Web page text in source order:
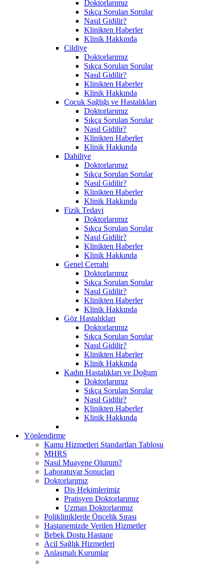
Doktorlarımız
Sıkça Sorulan Sorular
Nasıl Gidilir?
Klinikten Haberler
Klinik Hakkında
Cildiye
Doktorlarımız
Sıkça Sorulan Sorular
Nasıl Gidilir?
Klinikten Haberler
Klinik Hakkında
Çocuk Sağlığı ve Hastalıkları
Doktorlarımız
Sıkça Sorulan Sorular
Nasıl Gidilir?
Klinikten Haberler
Klinik Hakkında
Dahiliye
Doktorlarımız
Sıkça Sorulan Sorular
Nasıl Gidilir?
Klinikten Haberler
Klinik Hakkında
Fizik Tedavi
Doktorlarımız
Sıkça Sorulan Sorular
Nasıl Gidilir?
Klinikten Haberler
Klinik Hakkında
Genel Cerrahi
Doktorlarımız
Sıkça Sorulan Sorular
Nasıl Gidilir?
Klinikten Haberler
Klinik Hakkında
Göz Hastalıkları
Doktorlarımız
Sıkça Sorulan Sorular
Nasıl Gidilir?
Klinikten Haberler
Klinik Hakkında
Kadın Hastalıkları ve Doğum
Doktorlarımız
Sıkça Sorulan Sorular
Nasıl Gidilir?
Klinikten Haberler
Klinik Hakkında
Yönlendirme
Kamu Hizmetleri Standartları Tablosu
MHRS
Nasıl Muayene Olurum?
Laboratuvar Sonuçları
Doktorlarımız
Diş Hekimlerimiz
Pratisyen Doktorlarımız
Uzman Doktorlarımız
Polikliniklerde Öncelik Sırası
Hastanemizde Verilen Hizmetler
Bebek Dostu Hastane
Acil Sağlık Hizmetleri
Anlaşmalı Kurumlar